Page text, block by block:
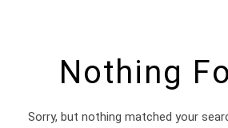
Nothing
Sorry, but nothing matched your